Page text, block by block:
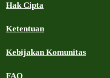
Hak Cipta
Ketentuan
Kebijakan Komunitas
FAQ